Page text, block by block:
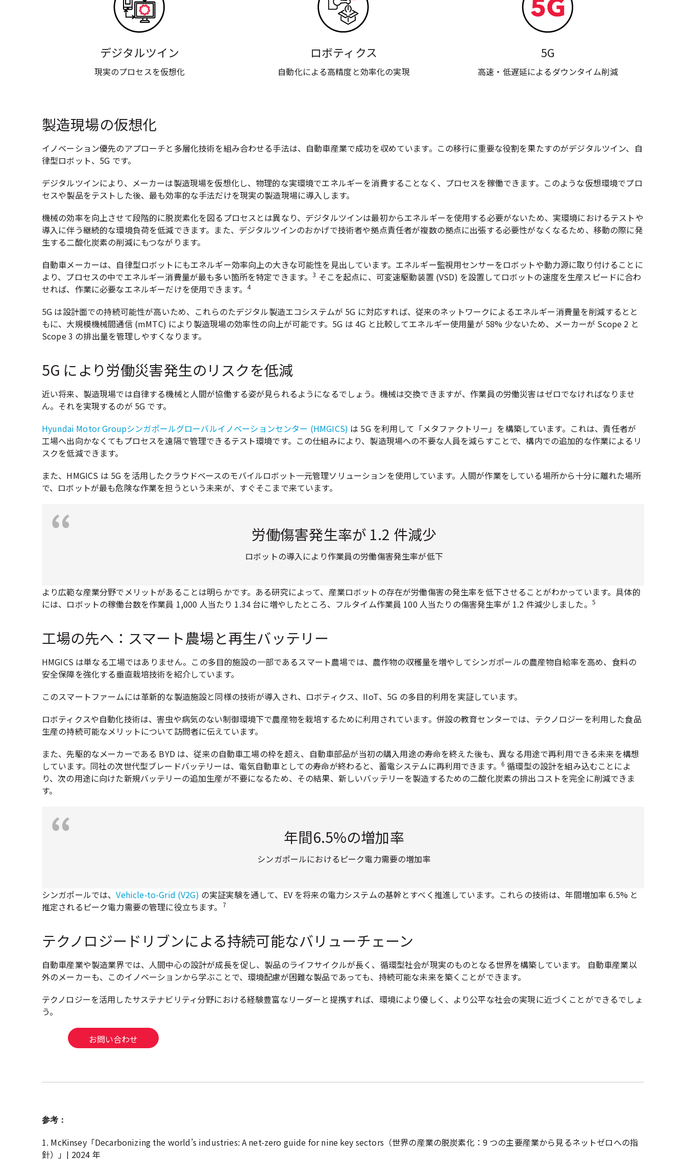
デジタルツイン
現実のプロセスを仮想化
ロボティクス
自動化による高精度と効率化の実現
5G
高速・低遅延によるダウンタイム削減
製造現場の仮想化
イノベーション優先のアプローチと多層化技術を組み合わせる手法は、自動車産業で成功を収めています。この移行に重要な役割を果たすのがデジタルツイン、自
律型ロボット、5G です。
デジタルツインにより、メーカーは製造現場を仮想化し、物理的な実環境でエネルギーを消費することなく、プロセスを稼働できます。このような仮想環境でプロ
セスや製品をテストした後、最も効率的な手法だけを現実の製造現場に導入します。
機械の効率を向上させて段階的に脱炭素化を図るプロセスとは異なり、デジタルツインは最初からエネルギーを使用する必要がないため、実環境におけるテストや
導入に伴う継続的な環境負荷を低減できます。また、デジタルツインのおかげで技術者や拠点責任者が複数の拠点に出張する必要性がなくなるため、移動の際に発
生する二酸化炭素の削減にもつながります。
自動車メーカーは、自律型ロボットにもエネルギー効率向上の大きな可能性を見出しています。エネルギー監視用センサーをロボットや動力源に取り付けることに
より、プロセスの中でエネルギー消費量が最も多い箇所を特定できます。3 そこを起点に、可変速駆動装置 (VSD) を設置してロボットの速度を生産スピードに合わ
せれば、作業に必要なエネルギーだけを使用できます。 4
5G は設計面での持続可能性が高いため、これらのたデジタル製造エコシステムが 5G に対応すれば、従来のネットワークによるエネルギー消費量を削減するとと
もに、大規模機械間通信 (mMTC) により製造現場の効率性の向上が可能です。5G は 4G と比較してエネルギー使用量が 58% 少ないため、メーカーが Scope 2 と
Scope 3 の排出量を管理しやすくなります。
5G により労働災害発生のリスクを低減
近い将来、製造現場では自律する機械と人間が協働する姿が見られるようになるでしょう。機械は交換できますが、作業員の労働災害はゼロでなければなりませ
ん。それを実現するのが 5G です。
Hyundai Motor Groupシンガポールグローバルイノベーションセンター (HMGICS) は 5G を利用して「メタファクトリー」を構築しています。これは、責任者が
工場へ出向かなくてもプロセスを遠隔で管理できるテスト環境です。この仕組みにより、製造現場への不要な人員を減らすことで、構内での追加的な作業によるリ
スクを低減できます。
また、HMGICS は 5G を活用したクラウドベースのモバイルロボット一元管理ソリューションを使用しています。人間が作業をしている場所から十分に離れた場所
で、ロボットが最も危険な作業を担うという未来が、すぐそこまで来ています。
労働傷害発生率が 1.2 件減少
ロボットの導入により作業員の労働傷害発生率が低下
より広範な産業分野でメリットがあることは明らかです。ある研究によって、産業ロボットの存在が労働傷害の発生率を低下させることがわかっています。具体的
には、ロボットの稼働台数を作業員 1,000 人当たり 1.34 台に増やしたところ、フルタイム作業員 100 人当たりの傷害発生率が 1.2 件減少しました。 5
工場の先へ：スマート農場と再生バッテリー
HMGICS は単なる工場ではありません。この多目的施設の一部であるスマート農場では、農作物の収穫量を増やしてシンガポールの農産物自給率を高め、食料の
安全保障を強化する垂直栽培技術を紹介しています。
このスマートファームには革新的な製造施設と同様の技術が導入され、ロボティクス、IIoT、5G の多目的利用を実証しています。
ロボティクスや自動化技術は、害虫や病気のない制御環境下で農産物を栽培するために利用されています。併設の教育センターでは、テクノロジーを利用した食品
生産の持続可能なメリットについて訪問者に伝えています。
また、先駆的なメーカーである BYD は、従来の自動車工場の枠を超え、自動車部品が当初の購入用途の寿命を終えた後も、異なる用途で再利用できる未来を構想
しています。同社の次世代型ブレードバッテリーは、電気自動車としての寿命が終わると、蓄電システムに再利用できます。 6 循環型の設計を組み込むことによ
り、次の用途に向けた新規バッテリーの追加生産が不要になるため、その結果、新しいバッテリーを製造するための二酸化炭素の排出コストを完全に削減できま
す。
年間6.5%の増加率
シンガポールにおけるピーク電力需要の増加率
シンガポールでは、Vehicle-to-Grid (V2G) の実証実験を通して、EV を将来の電力システムの基幹とすべく推進しています。これらの技術は、年間増加率 6.5% と
推定されるピーク電力需要の管理に役立ちます。
7
テクノロジードリブンによる持続可能なバリューチェーン
自動車産業や製造業界では、人間中心の設計が成長を促し、製品のライフサイクルが長く、循環型社会が現実のものとなる世界を構築しています。 自動車産業以
外のメーカーも、このイノベーションから学ぶことで、環境配慮が困難な製品であっても、持続可能な未来を築くことができます。
テクノロジーを活用したサステナビリティ分野における経験豊富なリーダーと提携すれば、環境により優しく、より公平な社会の実現に近づくことができるでしょ
う。
お問い合わせ
参考：
1. McKinsey「Decarbonizing the world’s industries: A net-zero guide for nine key sectors（世界の産業の脱炭素化：9 つの主要産業から見るネットゼロへの指
針）」| 2024 年